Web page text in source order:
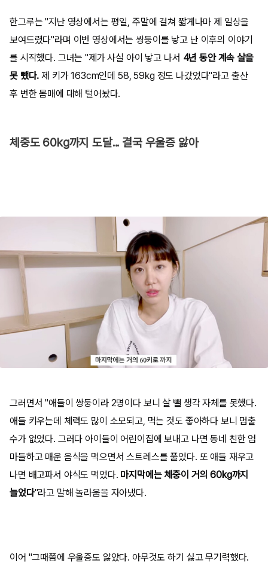
한그루는 "지난 영상에서는 평일, 주말에 걸쳐 짧게나마 제 일상을
보여드렸다"라며 이번 영상에서는 쌍둥이를 낳고 난 이후의 이야기
를 시작했다. 그녀는 "제가 사실 아이 낳고 나서 4년 동안 계속 살을
못 뺐다.제 키가 163cm인데 58, 59kg 정도 나갔었다"라고 출산
후 변한 몸매에 대해 털어놨다.
체중도 60kg까지 도달... 결국 우울증 앓아
그러면서 "애들이 쌍둥이라 2명이다 보니 살 뺄 생각 자체를 못했다.
애들 키우는데 체력도 많이 소모되고, 먹는 것도 좋아하다 보니 멈출
수가 없었다. 그러다 아이들이 어린이집에 보내고 나면 동네 친한 엄
마들하고 매운 음식을 먹으면서 스트레스를 풀었다. 또 애들 재우고
나면 배고파서 야식도 먹었다. 마지막에는 체중이 거의 60kg까지
늘었다"라고 말해 놀라움을 자아냈다.
이어 "그때쯤에 우울증도 앓았다. 아무것도 하기 싫고 무기력했다.